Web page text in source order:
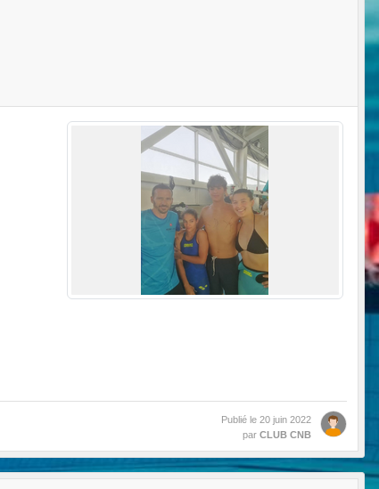
Publié le 20 juin 2022
par CLUB CNB